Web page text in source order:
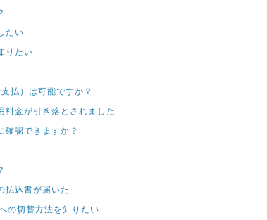
たい
りたい
払）は可能ですか？
料金が引き落とされました
確認できますか？
払込書が届いた
の切替方法を知りたい